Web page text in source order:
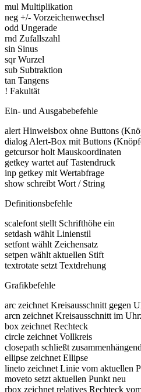
mul Multiplikation
neg +/- Vorzeichenwechsel
odd Ungerade
rnd Zufallszahl
sin Sinus
sqr Wurzel
sub Subtraktion
tan Tangens
! Fakultät
Ein- und Ausgabebefehle
alert Hinweisbox ohne Buttons
dialog Alert-Box mit Buttons
getcursor holt Mauskoordinaten
getkey wartet auf Tastendruck
inp getkey mit Wertabfrage
show schreibt Wort / String
Definitionsbefehle
scalefont stellt Schrifthöhe ein
setdash wählt Linienstil
setfont wählt Zeichensatz
setpen wählt aktuellen Stift
textrotate setzt Textdrehung
Grafikbefehle
arc zeichnet Kreisausschnitt gegen
arcn zeichnet Kreisausschnitt im
box zeichnet Rechteck
circle zeichnet Vollkreis
closepath schließt
ellipse zeichnet Ellipse
lineto zeichnet Linie vom aktuellen
moveto setzt aktuellen Punkt neu
rbox zeichnet relatives Rechteck